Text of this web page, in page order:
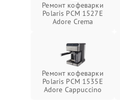
Ремонт кофеварки
Polaris PCM 1527E
Adore Crema
Ремонт кофеварки
Polaris PCM 1535E
Adore Cappuccino